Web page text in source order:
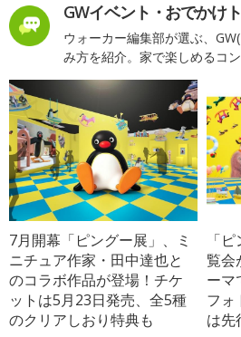
GWイベント・おでかけ
ウォーカー編集部が選ぶ、
み方を紹介。家で楽しめるコ
7月開幕「ピングー展」、ミ
ニチュア作家・田中達也と
のコラボ作品が登場！チケ
ットは5月23日発売、全5種
のクリアしおり特典も
「
覧会
ーマ
フォ
は先